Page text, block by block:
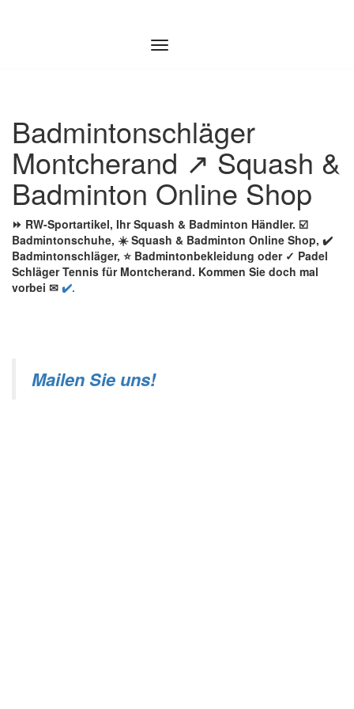
Badmintonschläger
Montcherand ↗️ Squash &
Badminton Online Shop
⏩ RW-Sportartikel, Ihr Squash & Badminton Händler. ☑️
Badmintonschuhe, ☀️ Squash & Badminton Online Shop, ✔️
Badmintonschläger, ⭐ Badmintonbekleidung oder ✓ Padel
Schläger Tennis für Montcherand. Kommen Sie doch mal
vorbei ✉ ✔️.
Mailen Sie uns!